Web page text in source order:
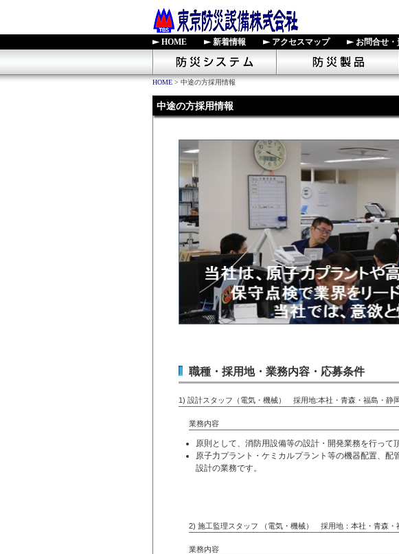
HOME 新着情報 アクセスマップ お問合せ
防災システム
HOME > 中途の方採用情報
中途の方採用情報
職種・採用地・業務内容・応募条件
1) 設計スタッフ（電気・機械） 採用地
業務内容
原則として、消防用設備等の設計・開発業務を行って
原子力プラント・ケミカルプラント等の機器配置、配
設計の業務です。
2) 施工監理スタッフ （電気・機械） 採用地
業務内容